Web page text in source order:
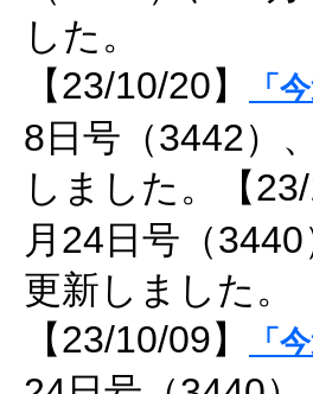
した。
【23/10/20】
「
8日号（3442）
しました。【23/
月24日号（
更新しました。
【23/10/09】
「